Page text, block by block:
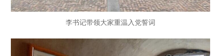
李书记带领大家重温入党誓词